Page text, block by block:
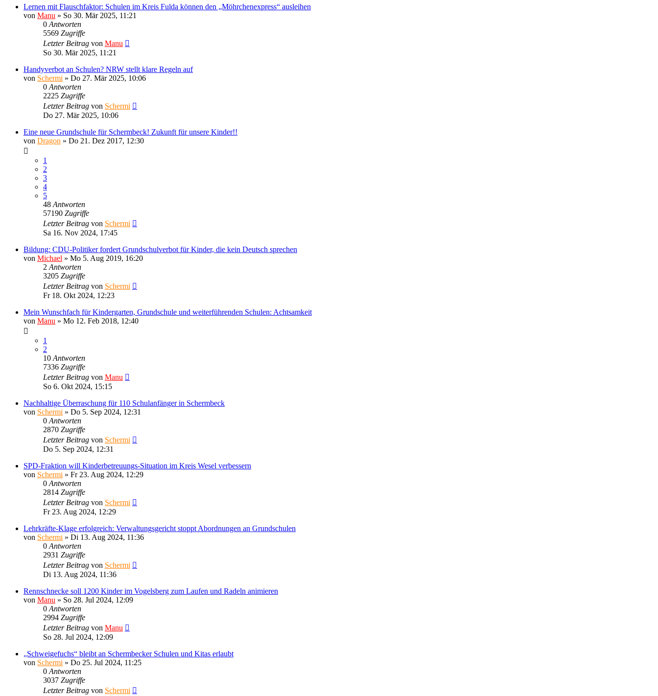
Lernen mit Flauschfaktor: Schulen im Kreis Fulda können den „Möhrchenexpress“ ausleihen
von Manu » So 30. Mär 2025, 11:21
0 Antworten
5569 Zugriffe
Letzter Beitrag von Manu
So 30. Mär 2025, 11:21
Handyverbot an Schulen? NRW stellt klare Regeln auf
von Schermi » Do 27. Mär 2025, 10:06
0 Antworten
2225 Zugriffe
Letzter Beitrag von Schermi
Do 27. Mär 2025, 10:06
Eine neue Grundschule für Schermbeck! Zukunft für unsere Kinder!!
von Dragon » Do 21. Dez 2017, 12:30
1
2
3
4
5
48 Antworten
57190 Zugriffe
Letzter Beitrag von Schermi
Sa 16. Nov 2024, 17:45
Bildung: CDU-Politiker fordert Grundschulverbot für Kinder, die kein Deutsch sprechen
von Michael » Mo 5. Aug 2019, 16:20
2 Antworten
3205 Zugriffe
Letzter Beitrag von Schermi
Fr 18. Okt 2024, 12:23
Mein Wunschfach für Kindergarten, Grundschule und weiterführenden Schulen: Achtsamkeit
von Manu » Mo 12. Feb 2018, 12:40
1
2
10 Antworten
7336 Zugriffe
Letzter Beitrag von Manu
So 6. Okt 2024, 15:15
Nachhaltige Überraschung für 110 Schulanfänger in Schermbeck
von Schermi » Do 5. Sep 2024, 12:31
0 Antworten
2870 Zugriffe
Letzter Beitrag von Schermi
Do 5. Sep 2024, 12:31
SPD-Fraktion will Kinderbetreuungs-Situation im Kreis Wesel verbessern
von Schermi » Fr 23. Aug 2024, 12:29
0 Antworten
2814 Zugriffe
Letzter Beitrag von Schermi
Fr 23. Aug 2024, 12:29
Lehrkräfte-Klage erfolgreich: Verwaltungsgericht stoppt Abordnungen an Grundschulen
von Schermi » Di 13. Aug 2024, 11:36
0 Antworten
2931 Zugriffe
Letzter Beitrag von Schermi
Di 13. Aug 2024, 11:36
Rennschnecke soll 1200 Kinder im Vogelsberg zum Laufen und Radeln animieren
von Manu » So 28. Jul 2024, 12:09
0 Antworten
2994 Zugriffe
Letzter Beitrag von Manu
So 28. Jul 2024, 12:09
„Schweigefuchs“ bleibt an Schermbecker Schulen und Kitas erlaubt
von Schermi » Do 25. Jul 2024, 11:25
0 Antworten
3037 Zugriffe
Letzter Beitrag von Schermi